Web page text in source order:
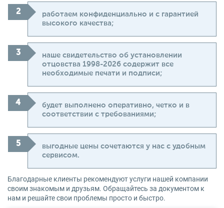
работаем конфиденциально и с гарантией
высокого качества;
наше свидетельство об установлении
отцовства 1998-2026 содержит все
необходимые печати и подписи;
будет выполнено оперативно, четко и в
соответствии с требованиями;
выгодные цены сочетаются у нас с удобным
сервисом.
Благодарные клиенты рекомендуют услуги нашей компании
своим знакомым и друзьям. Обращайтесь за документом к
нам и решайте свои проблемы просто и быстро.